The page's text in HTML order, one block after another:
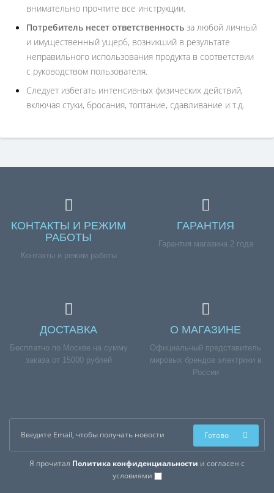
внимательно прочтите все инструкции.
Потребитель несет ответственность за любой личный
и имущественный ущерб, возникший в результате
неправильного использования продукта в соответствии
с руководством пользователя.
Следует избегать интенсивных физических действий,
включая стуки, бросания, топтание, сдавливание и т.д.
КОНТАКТЫ И РЕЖИМ
РАБОТЫ
Контакты и режим работы
ГАРАНТИЯ
Гарантия магазина 2 года
ДОСТАВКА
Бесплатно по Москве на сумму
заказа от 15000 рублей
О МАГАЗИНЕ
Официальный представитель
мировых брендов электрики в
России
Я прочитал Политика конфиденциальности и согласен с
условиями
Готово